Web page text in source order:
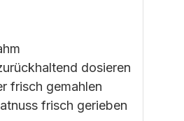
dosieren
frisch gemahlen
frisch gerieben